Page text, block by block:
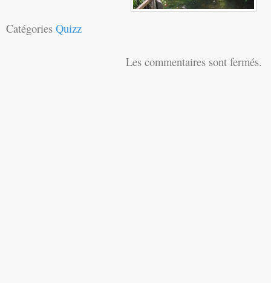
Catégories Quizz
Les commentaires sont fermés.